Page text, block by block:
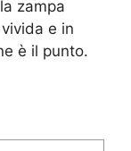
zampa
e in
è il punto.